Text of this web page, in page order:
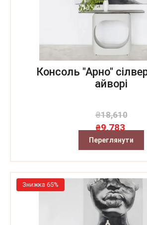
Консоль "Арно"
айворі
₴18,610
₴9,783
Переглянути
Знижка 65%